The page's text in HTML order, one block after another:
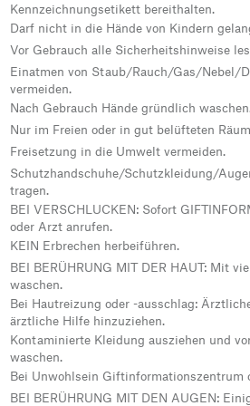
Kennzeichnungsetikett bereithalten.
Darf nicht in die Hände von Kindern
Vor Gebrauch alle Sicherheitshinweise
Einatmen von Staub/Rauch/Gas/Nebel/
vermeiden.
Nach Gebrauch Hände gründlich
Nur im Freien oder in gut belüfteten
Freisetzung in die Umwelt vermeiden.
Schutzhandschuhe/Schutzkleidung/
tragen.
BEI VERSCHLUCKEN: Sofort
oder Arzt anrufen.
KEIN Erbrechen herbeiführen.
BEI BERÜHRUNG MIT DER HAUT: Mit
waschen.
Bei Hautreizung oder -ausschlag:
ärztliche Hilfe hinzuziehen.
Kontaminierte Kleidung ausziehen und
waschen.
Bei Unwohlsein Giftinformationszentrum
BEI BERÜHRUNG MIT DEN AUGEN: